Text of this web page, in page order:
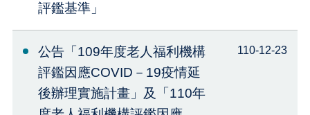
評鑑基準」
公告「109年度老人福利機構
評鑑因應COVID－19疫情延
後辦理實施計畫」及「110年
110-12-23